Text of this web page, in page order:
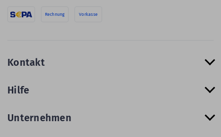
Rechnung Vorkasse
Kontakt
Hilfe
Unternehmen